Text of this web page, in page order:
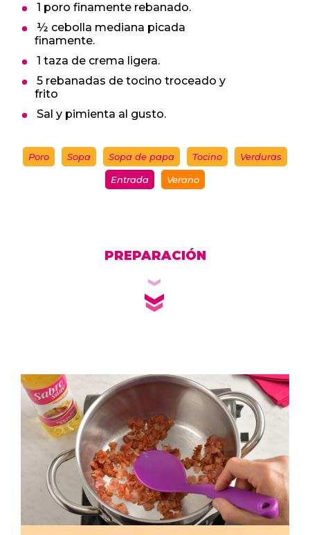
1 poro finamente rebanado.
½ cebolla mediana picada
finamente.
1 taza de crema ligera.
5 rebanadas de tocino troceado y
frito
Sal y pimienta al gusto.
Poro Sopa Sopa de papa Tocino Verduras
Entrada Verano
PREPARACIÓN